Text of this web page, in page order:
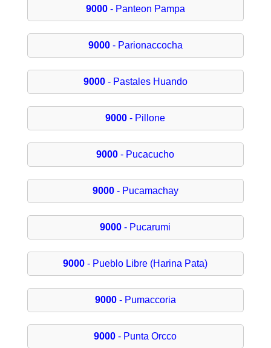
9000- Panteon Pampa
9000- Parionaccocha
9000- Pastales Huando
9000 - Pillone
9000 - Pucacucho
9000- Pucamachay
9000 - Pucarumi
9000 - Pueblo Libre (Harina Pata)
9000- Pumaccoria
9000 - Punta Orcco